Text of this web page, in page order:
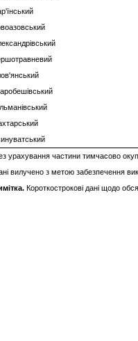
урахування частини тимчасово
вилучено з метою забезпечення
Короткострокові дані щодо